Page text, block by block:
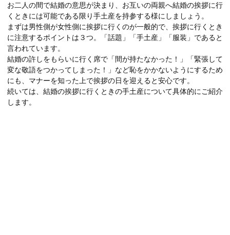
お二人の間で結婚の意思が決まり、お互いの両親へ結婚の挨拶に行
くときには可能である限り手土産を持参する様にしましょう。
まずは男性側が女性側に挨拶に行くのが一般的で、挨拶に行くとき
に注意するポイントは３つ。「話題」「手土産」「服装」であると
言われています。
結婚の許しをもらいに行く席で「間が持たなかった！」「緊張して
変な敬語をつかってしまった！」など恥をかかないようにするため
にも、マナーを知った上で挨拶の日を迎えると安心です。
続いては、結婚の挨拶に行くときの手土産について具体的にご紹介
します。